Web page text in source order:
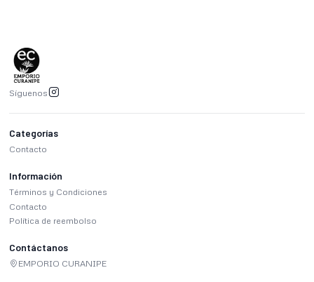
Síguenos
Categorías
Contacto
Información
Términos y Condiciones
Contacto
Política de reembolso
Contáctanos
EMPORIO CURANIPE